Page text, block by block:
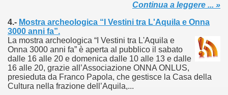
Continua a leggere ... »
4.- Mostra archeologica “I Vestini tra L'Aquila e Onna
3000 anni fa”.
La mostra archeologica “I Vestini tra L'Aquila e
Onna 3000 anni fa” è aperta al pubblico il sabato
dalle 16 alle 20 e domenica dalle 10 alle 13 e dalle
16 alle 20, grazie all’Associazione ONNA ONLUS,
presieduta da Franco Papola, che gestisce la Casa della
Cultura nella frazione dell’Aquila,...